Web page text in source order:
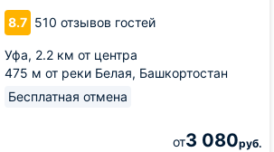
8.7 510 отзывов гостей
Уфа, 2.2 км от центра
475 м от реки Белая, Башкортостан
Бесплатная отмена
от3 080руб.